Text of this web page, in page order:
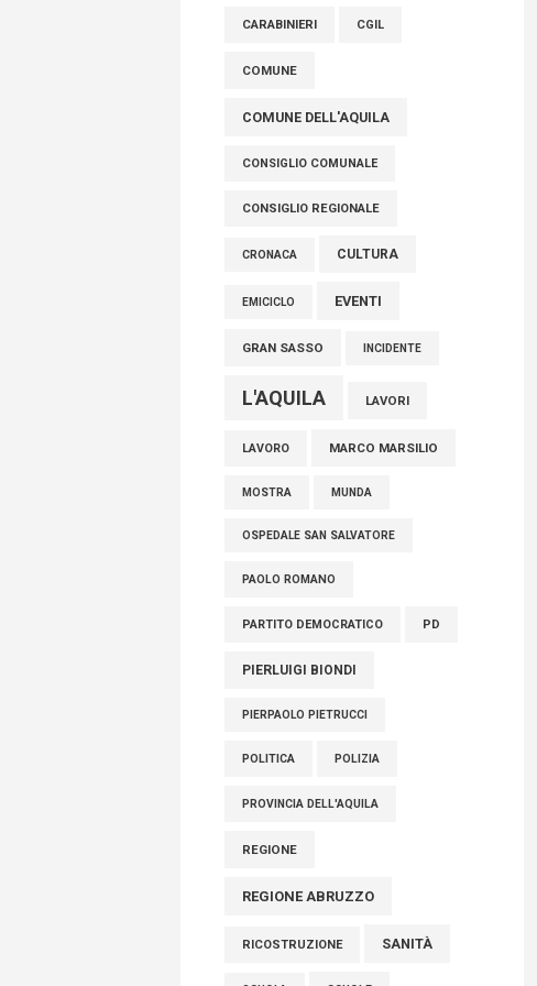
tra cui molti abruzzesi"
06 Agosto 2026
CARABINIERI CGIL
COMUNE
COMUNE DELL'AQUILA
CONSIGLIO COMUNALE
CONSIGLIO REGIONALE
CRONACA CULTURA
EMICICLO EVENTI
GRAN SASSO INCIDENTE
L'AQUILA LAVORI
LAVORO MARCO MARSILIO
MOSTRA MUNDA
OSPEDALE SAN SALVATORE
PAOLO ROMANO
PARTITO DEMOCRATICO PD
PIERLUIGI BIONDI
PIERPAOLO PIETRUCCI
POLITICA POLIZIA
PROVINCIA DELL'AQUILA
REGIONE
REGIONE ABRUZZO
RICOSTRUZIONE SANITÀ